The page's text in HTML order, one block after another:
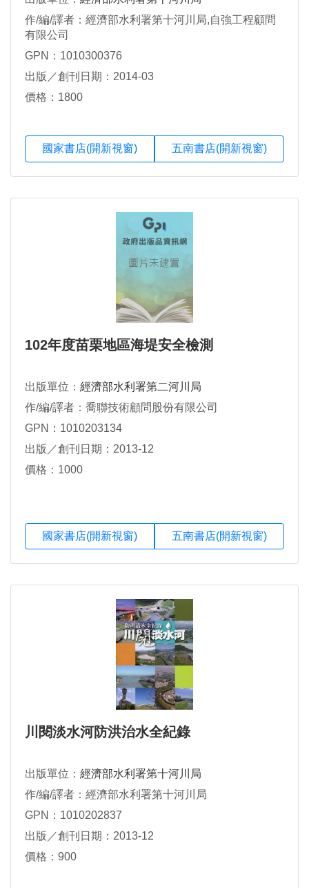
作/編/譯者：經濟部水利署第十河川局,自強工程顧問
有限公司
GPN：1010300376
出版／創刊日期：2014-03
價格：1800
國家書店(開新視窗) 五南書店(開新視窗)
102年度苗栗地區海堤安全檢測
出版單位： 經濟部水利署第二河川局
作/編/譯者：喬聯技術顧問股份有限公司
GPN：1010203134
出版／創刊日期：2013-12
價格：1000
國家書店(開新視窗) 五南書店(開新視窗)
川閱淡水河防洪治水全紀錄
出版單位： 經濟部水利署第十河川局
作/編/譯者：經濟部水利署第十河川局
GPN：1010202837
出版／創刊日期：2013-12
價格：900